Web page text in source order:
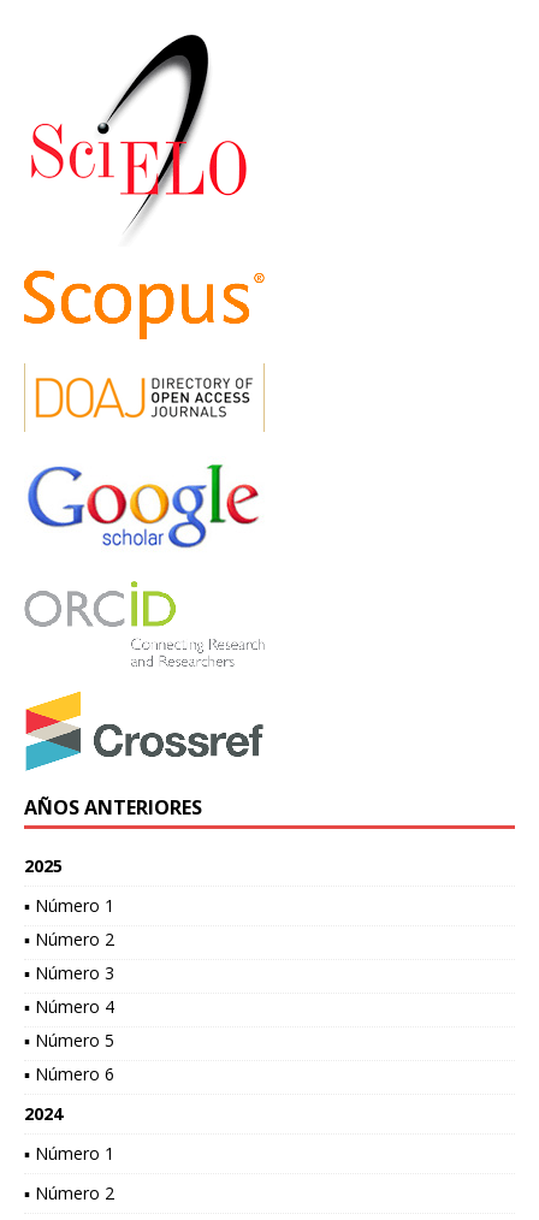
AÑOS ANTERIORES
2025
▪ Número 1
▪ Número 2
▪ Número 3
▪ Número 4
▪ Número 5
▪ Número 6
2024
▪ Número 1
▪ Número 2